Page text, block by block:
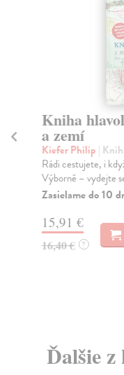
Kniha
a zemí
Kiefer Philip |
Rádi cestujete, i
Výborně – vydejte
Zasielame do 10
15,91 €
16,40 € ?
Ďalšie